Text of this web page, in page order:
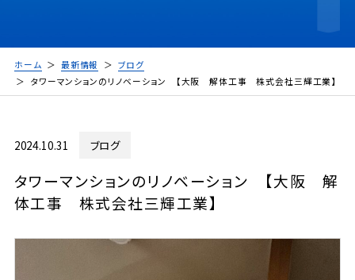
ホーム 最新情報
ブログ
タワーマンションのリノベーション 【大阪 解体工事 株式会社三輝工業】
2024.10.31 ブログ
タワーマンションのリノベーション 【大阪 解
体工事 株式会社三輝工業】